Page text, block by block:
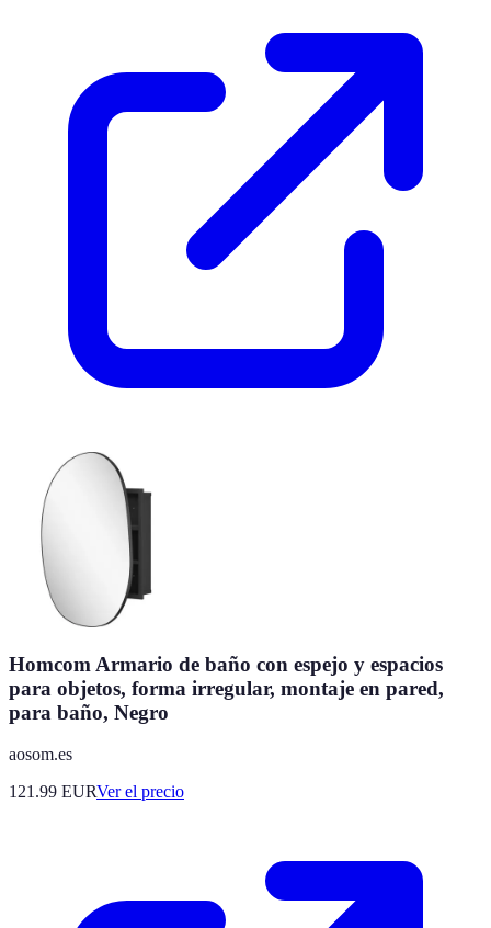
Homcom Armario de baño con espejo y espacios
para objetos, forma irregular, montaje en pared,
para baño, Negro
aosom.es
121.99 EURVer el precio